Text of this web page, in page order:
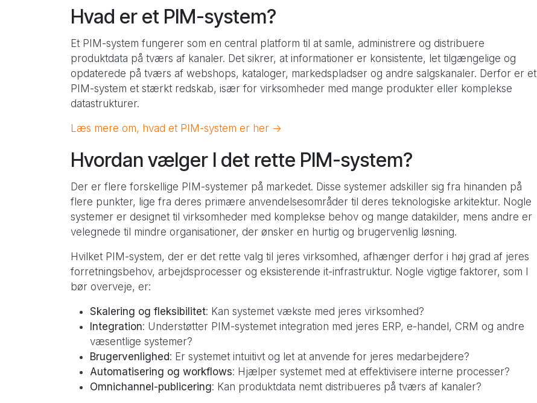
Hvad er et PIM-system?
Et PIM-system fungerer som en central platform til at samle, administrere og distribuere
produktdata på tværs af kanaler. Det sikrer, at informationer er konsistente, let tilgængelige og
opdaterede på tværs af webshops, kataloger, markedspladser og andre salgskanaler. Derfor er et
PIM-system et stærkt redskab, især for virksomheder med mange produkter eller komplekse
datastrukturer.
Læs mere om, hvad et PIM-system er her ->
Hvordan vælger I det rette PIM-system?
Der er flere forskellige PIM-systemer på markedet. Disse systemer adskiller sig fra hinanden på
flere punkter, lige fra deres primære anvendelsesområder til deres teknologiske arkitektur. Nogle
systemer er designet til virksomheder med komplekse behov og mange datakilder, mens andre er
velegnede til mindre organisationer, der ønsker en hurtig og brugervenlig løsning.
Hvilket PIM-system, der er det rette valg til jeres virksomhed, afhænger derfor i høj grad af jeres
forretningsbehov, arbejdsprocesser og eksisterende it-infrastruktur. Nogle vigtige faktorer, som I
bør overveje, er:
Skalering og fleksibilitet: Kan systemet vækste med jeres virksomhed?
Integration: Understøtter PIM-systemet integration med jeres ERP, e-handel, CRM og andre
væsentlige systemer?
Brugervenlighed: Er systemet intuitivt og let at anvende for jeres medarbejdere?
Automatisering og workflows: Hjælper systemet med at effektivisere interne processer?
Omnichannel-publicering: Kan produktdata nemt distribueres på tværs af kanaler?